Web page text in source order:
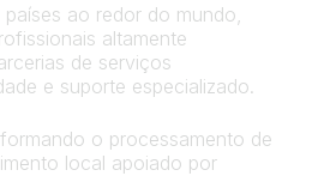
ao redor do mundo,
altamente
de serviços
e suporte especializado.
o processamento de
local apoiado por